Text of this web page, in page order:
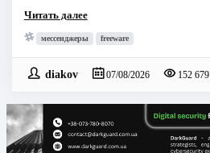
Читать далее
мессенджеры freeware
diakov 07/08/2026 152 679